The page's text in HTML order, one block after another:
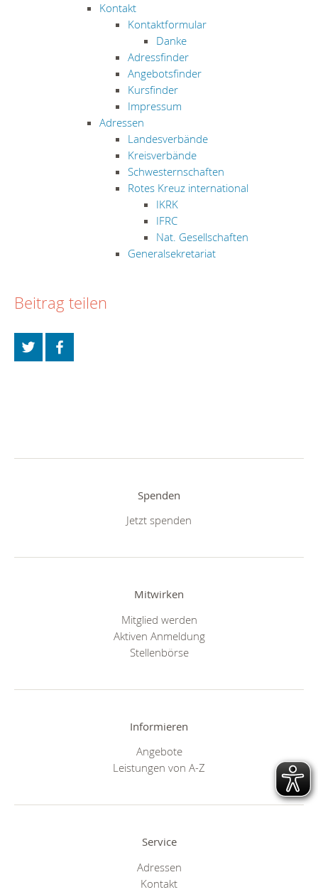
Kontakt
Kontaktformular
Danke
Adressfinder
Angebotsfinder
Kursfinder
Impressum
Adressen
Landesverbände
Kreisverbände
Schwesternschaften
Rotes Kreuz international
IKRK
IFRC
Nat. Gesellschaften
Generalsekretariat
Beitrag teilen
Spenden
Jetzt spenden
Mitwirken
Mitglied werden
Aktiven Anmeldung
Stellenbörse
Informieren
Angebote
Leistungen von A-Z
Service
Adressen
Kontakt